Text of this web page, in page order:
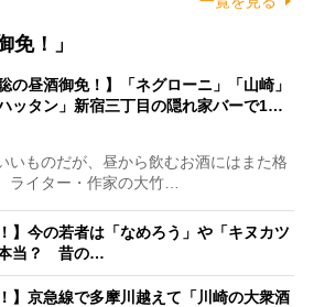
免！」
の昼酒御免！】「ネグローニ」「山崎」
ハッタン」新宿三丁目の隠れ家バーで1…
ものだが、昼から飲むお酒にはまた格
イター・作家の大竹…
】今の若者は「なめろう」や「キヌカツ
本当？ 昔の…
】京急線で多摩川越えて「川崎の大衆酒